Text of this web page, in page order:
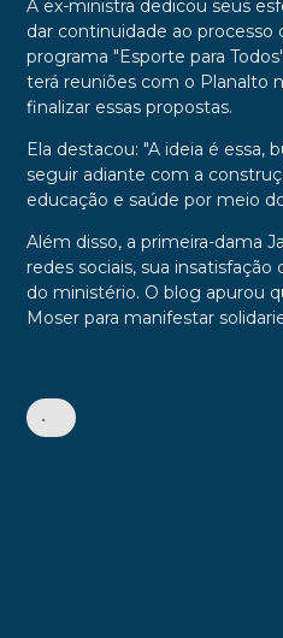
A ex-ministra dedicou seus
dar continuidade ao processo
programa "Esporte para
terá reuniões com o Planalto
finalizar essas propostas.
Ela destacou: "A ideia é essa,
seguir adiante com a
educação e saúde por meio
Além disso, a primeira-dama
redes sociais, sua
do ministério. O blog apurou
Moser para manifestar
•